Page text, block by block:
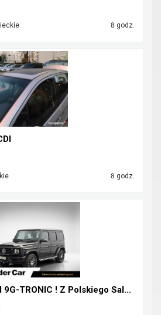
8 godz.
8 godz.
Mercedes G 400 d 9G-TRONIC ! Z Polskiego Salonu ! ...